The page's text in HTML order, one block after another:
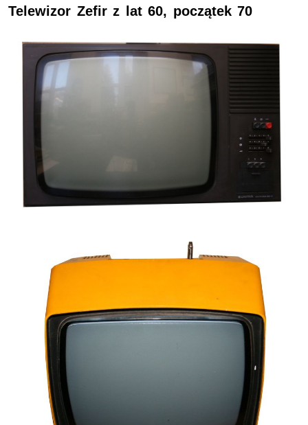
Telewizor Zefir z lat 60, początek 70